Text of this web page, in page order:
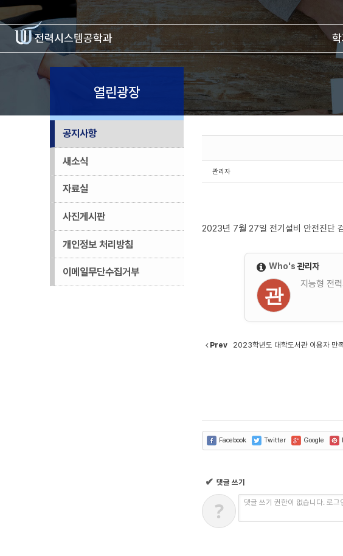
전력시스템공학과
열린광장
공지사항
새소식
자료실
사진게시판
개인정보 처리방침
이메일무단수집거부
관리자
2023년 7월 27일 전기설비 안전진단
Who's관리자
관 지능형 전
Prev 2023학년도 대학도서관 이용자 만
Facebook Twitter Google
✔ 댓글 쓰기
? 댓글 쓰기 권한이 없습니다. 로그